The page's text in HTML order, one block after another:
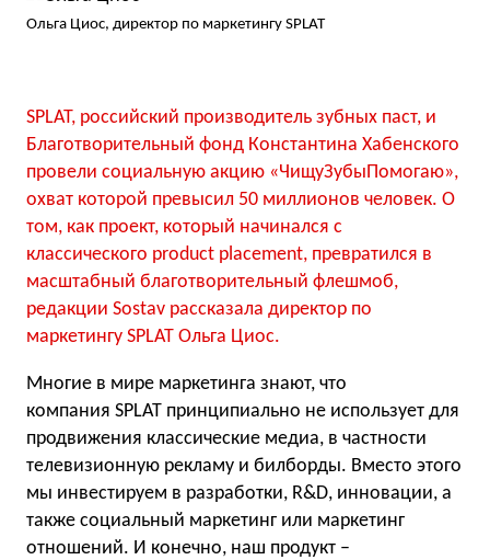
Ольга Циос, директор по маркетингу SPLAT
SPLAT, российский производитель зубных паст, и
Благотворительный фонд Константина Хабенского
провели социальную акцию «ЧищуЗубыПомогаю»,
охват которой превысил 50 миллионов человек. О
том, как проект, который начинался с
классического product placement, превратился в
масштабный благотворительный флешмоб,
редакции Sostav рассказала директор по
маркетингу SPLAT Ольга Циос.
Многие в мире маркетинга знают, что
компания SPLAT принципиально не использует для
продвижения классические медиа, в частности
телевизионную рекламу и билборды. Вместо этого
мы инвестируем в разработки, R&D, инновации, а
также социальный маркетинг или маркетинг
отношений. И конечно, наш продукт –